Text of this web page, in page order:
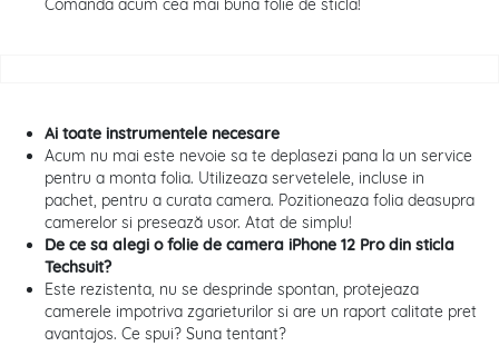
Comanda acum cea mai buna folie de sticla!
Ai toate instrumentele necesare
Acum nu mai este nevoie sa te deplasezi pana la un service
pentru a monta folia. Utilizeaza servetelele, incluse in
pachet, pentru a curata camera. Pozitioneaza folia deasupra
camerelor si presează usor. Atat de simplu!
De ce sa alegi o folie de camera iPhone 12 Pro din sticla
Techsuit?
Este rezistenta, nu se desprinde spontan, protejeaza
camerele impotriva zgarieturilor si are un raport calitate pret
avantajos. Ce spui? Suna tentant?